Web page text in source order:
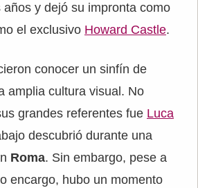
y dejó su impronta como
el exclusivo Howard Castle.
conocer un sinfín de
amplia cultura visual. No
grandes referentes fue Luca
descubrió durante una
Roma. Sin embargo, pese a
encargo, hubo un momento